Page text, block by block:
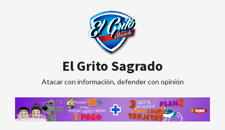
El Grito Sagrado
Atacar con información, defender con opinión